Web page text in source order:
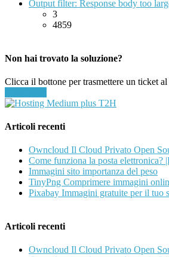
Output filter: Response body too
3
4859
Non hai trovato la soluzione?
Clicca il bottone per trasmettere un ticket
Articoli recenti
Owncloud Il Cloud Privato Open
Come funziona la posta elettronica?
Immagini sito importanza del peso
TinyPng Comprimere immagini
Pixabay Immagini gratuite per il tuo
Articoli recenti
Owncloud Il Cloud Privato Open